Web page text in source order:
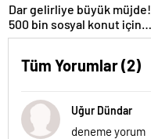
Dar gelirliye büyük müjde!
500 bin sosyal konut için
düğmeye basıldı
Tüm Yorumlar (2)
Uğur Dündar
deneme yorum